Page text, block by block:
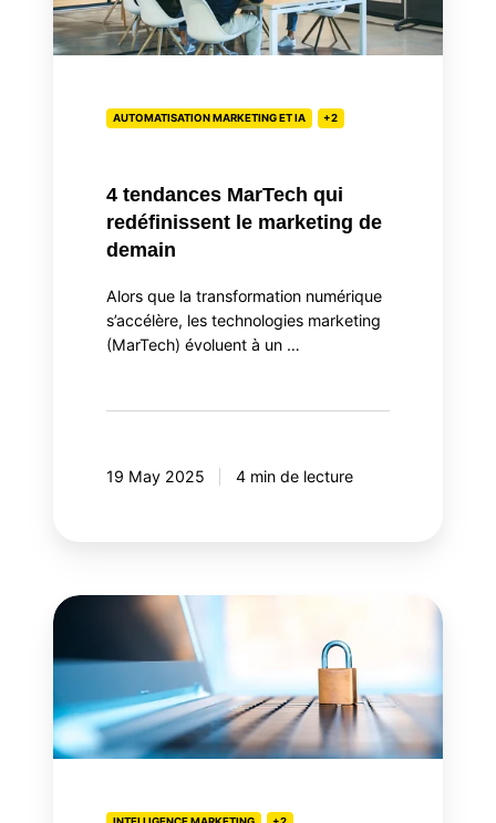
le
marketing
AUTOMATISATION MARKETING ET IA +2
4 tendances MarTech qui
redéfinissent le marketing de
demain
Alors que la transformation numérique
s’accélère, les technologies marketing
(MarTech) évoluent à un …
19 May 2025 4 min de lecture
Content
Policy
(CSP):
votre
sécurité